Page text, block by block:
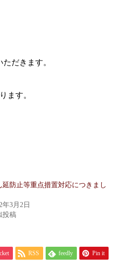
だきます。
ます。
延防止等重点措置対応につきまし
年3月2日
投稿
RSS feedly Pin it